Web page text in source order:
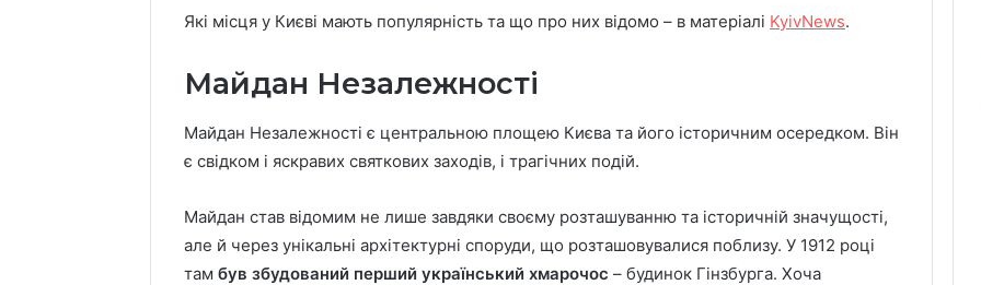
Які місця у Києві мають популярність та що про них відомо – в матеріалі KyivNews.
Майдан Незалежності
Майдан Незалежності є центральною площею Києва та його історичним осередком. Він
є свідком і яскравих святкових заходів, і трагічних подій.
Майдан став відомим не лише завдяки своєму розташуванню та історичній значущості,
але й через унікальні архітектурні споруди, що розташовувалися поблизу. У 1912 році
там був збудований перший український хмарочос – будинок Гінзбурга. Хоча